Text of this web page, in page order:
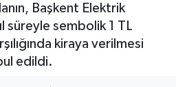
Başkent Elektrik
süreyle sembolik 1 TL
kiraya verilmesi
edildi.